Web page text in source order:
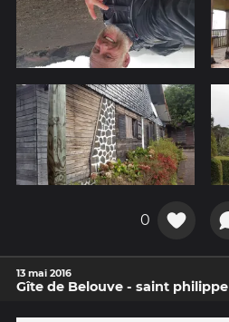
0
13 mai 2016
Gîte de Belouve - saint philippe